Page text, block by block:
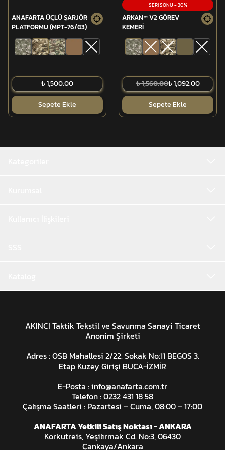
ANAFARTA ÜÇLÜ ŞARJÖR
PLATFORMU (MPT-76/G3)
₺ 1,500.00
Sepete Ekle
SERİ SONU-30%
ARKAN™ V2 GÖREV
KEMERİ
₺ 1,560.00₺ 1,092.00
Sepete Ekle
AKINCI Taktik Tekstil ve Savunma Sanayi Ticaret
Anonim Şirketi
Adres : OSB Mahallesi 2/22. Sokak No:11 BEGOS 3.
Etap Kuzey Girişi BUCA-İZMİR
E-Posta :info@anafarta.com.tr
Telefon : 0232 431 18 58
Çalışma Saatleri : Pazartesi – Cuma, 08:00 – 17:00
ANAFARTA Yetkili Satış Noktası - ANKARA
Korkutreis, Yeşilırmak Cd. No:3, 06430
Çankaya/Ankara